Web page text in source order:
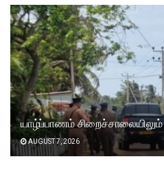
யாழ்ப்பாணம் சிறைச்சாலையிலும்
AUGUST 7, 2026